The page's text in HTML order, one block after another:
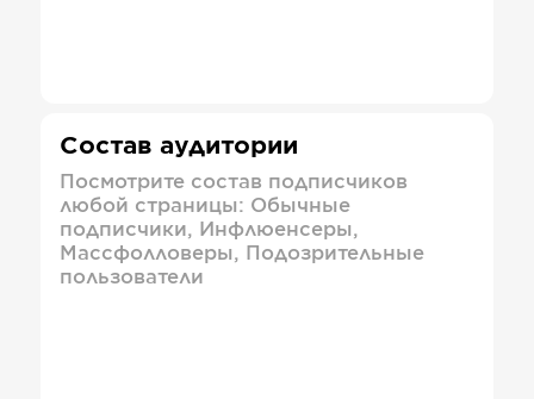
Состав аудитории
Посмотрите состав подписчиков
любой страницы: Обычные
подписчики, Инфлюенсеры,
Массфолловеры, Подозрительные
пользователи